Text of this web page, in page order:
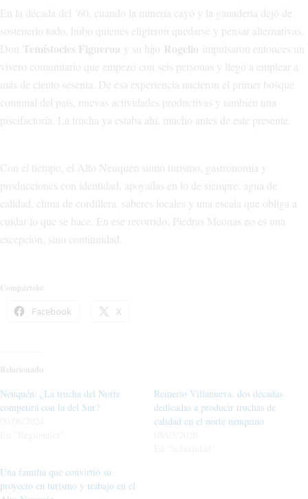
En la década del ´60, cuando la minería cayó y la ganadería dejó de
sostenerlo todo, hubo quienes eligieron quedarse y pensar alternativas.
Don Temístocles Figueroa y su hijo Rogelio
impulsaron entonces un
vivero comunitario que empezó con seis personas y llegó a emplear a
más de ciento sesenta. De esa experiencia nacieron el primer bosque
comunal del país, nuevas actividades productivas y también una
piscifactoría. La trucha ya estaba ahí, mucho antes de este presente.
Con el tiempo, el Alto Neuquén sumó turismo, gastronomía y
producciones con identidad, apoyadas en lo de siempre: agua de
calidad, clima de cordillera, saberes locales y una escala que obliga a
cuidar lo que se hace. En ese recorrido, Piedras Meonas no es una
excepción, sino continuidad.
Compártelo:
Facebook X
Relacionado
Neuquén: ¿La trucha del Norte
competirá con la del Sur?
Reinerio Villanueva: dos décadas
dedicadas a producir truchas de
calidad en el norte neuquino
Una familia que convirtió su
proyecto en turismo y trabajo en el